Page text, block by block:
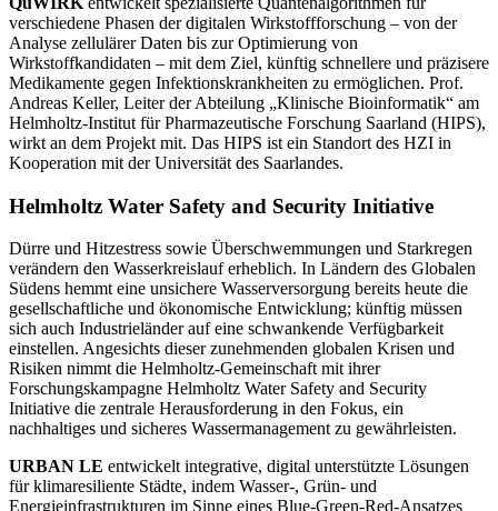
verschiedene Phasen der digitalen Wirkstoffforschung – von der
Analyse zellulärer Daten bis zur Optimierung von
Wirkstoffkandidaten – mit dem Ziel, künftig schnellere und präzisere
Medikamente gegen Infektionskrankheiten zu ermöglichen. Prof.
Andreas Keller, Leiter der Abteilung „Klinische Bioinformatik“ am
Helmholtz-Institut für Pharmazeutische Forschung Saarland (HIPS),
wirkt an dem Projekt mit. Das HIPS ist ein Standort des HZI in
Kooperation mit der Universität des Saarlandes.
Helmholtz Water Safety and Security Initiative
Dürre und Hitzestress sowie Überschwemmungen und Starkregen
verändern den Wasserkreislauf erheblich. In Ländern des Globalen
Südens hemmt eine unsichere Wasserversorgung bereits heute die
gesellschaftliche und ökonomische Entwicklung; künftig müssen
sich auch Industrieländer auf eine schwankende Verfügbarkeit
einstellen. Angesichts dieser zunehmenden globalen Krisen und
Risiken nimmt die Helmholtz-Gemeinschaft mit ihrer
Forschungskampagne Helmholtz Water Safety and Security
Initiative die zentrale Herausforderung in den Fokus, ein
nachhaltiges und sicheres Wassermanagement zu gewährleisten.
URBAN LE entwickelt integrative, digital unterstützte Lösungen
für klimaresiliente Städte, indem Wasser-, Grün- und
Energieinfrastrukturen im Sinne eines Blue-Green-Red-Ansatzes